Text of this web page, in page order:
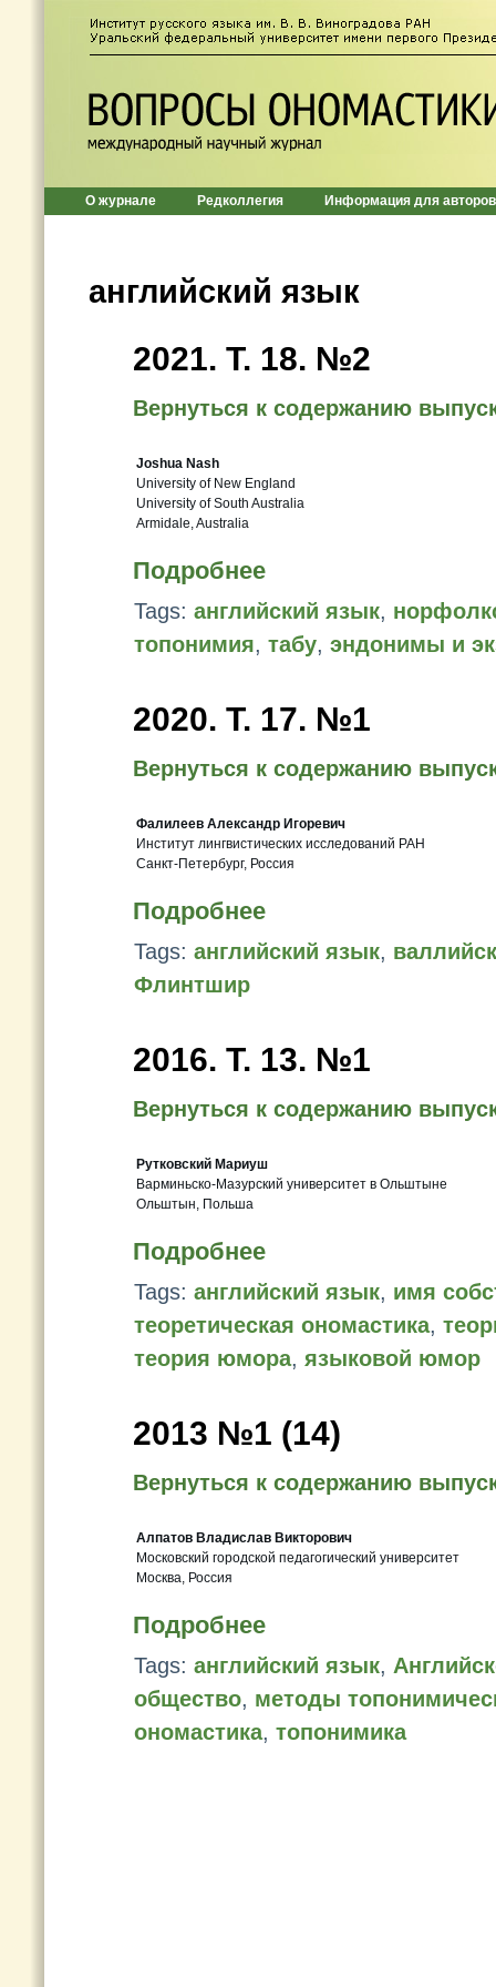
О журнале Редколлегия Информация для авторов
английский язык
2021. Т. 18. №2
Вернуться к содержанию
Joshua Nash
University of New England
University of South Australia
Armidale, Australia
Подробнее
Tags: английский язык,
топонимия, табу, эндонимы и
2020. Т. 17. №1
Вернуться к содержанию
Фалилеев Александр Игоревич
Институт лингвистических исследований РАН
Санкт-Петербург, Россия
Подробнее
Tags: английский язык,
Флинтшир
2016. T. 13. №1
Вернуться к содержанию
Рутковский Мариуш
Варминьско-Мазурский университет в Ольштыне
Ольштын, Польша
Подробнее
Tags: английский язык, имя
теоретическая ономастика,
теория юмора, языковой юмор
2013 №1 (14)
Вернуться к содержанию
Алпатов Владислав Викторович
Московский городской педагогический университет
Москва, Россия
Подробнее
Tags: английский язык,
общество, методы
ономастика, топонимика